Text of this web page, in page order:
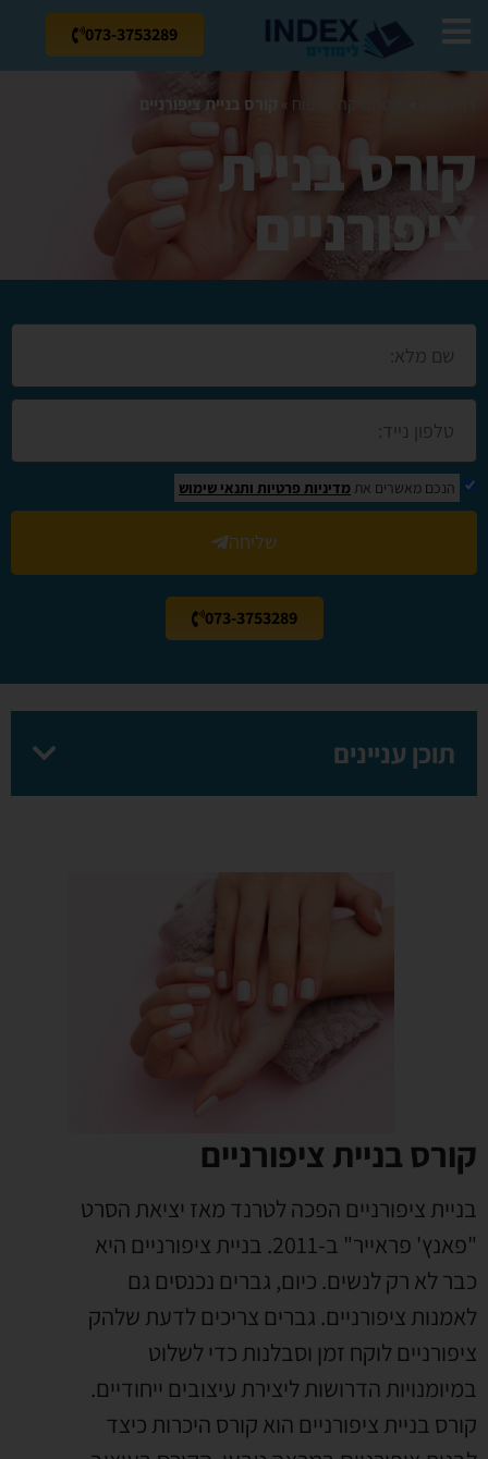
073-3753289
קוסמטיקה וטיפוח » קורס בניית ציפורניים
קורס בניית
ציפורניים
הנכם מאשרים את מדיניות פרטיות ותנאי שימוש
שליחה
073-3753289
תוכן עניינים
קורס בניית ציפורניים
בניית ציפורניים הפכה לטרנד מאז יציאת הסרט
"פאנץ' פראייר" ב-2011.
בניית ציפורניים היא
כבר לא רק לנשים. כיום, גברים נכנסים גם
לאמנות ציפורניים. גברים צריכים לדעת שלהק
ציפורניים לוקח זמן וסבלנות כדי לשלוט
במיומנויות הדרושות ליצירת עיצובים ייחודיים.
קורס בניית ציפורניים הוא קורס היכרות כיצד